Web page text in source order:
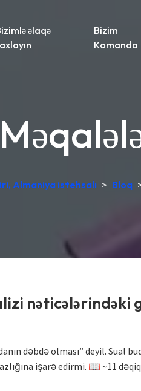
əlaqə
Bizim
Komanda
Almaniya istehsalı > Bloq
nəticələrindəki
dəbdə olması” deyil. Sual
işarə edirmi. 📖 ~11